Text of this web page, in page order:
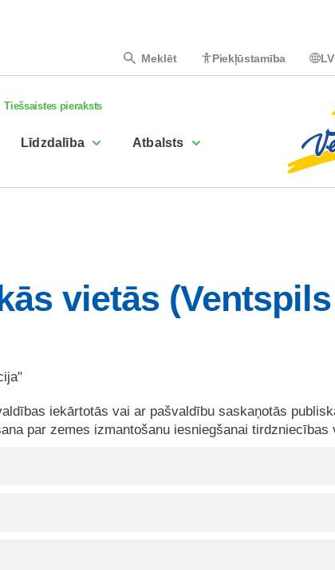
Meklēt Piekļūstamība LV
Tiešsaistes pieraksts
Līdzdalība Atbalsts
vietās (Ventspils
iekārtotās vai ar pašvaldību saskaņotās
par zemes izmantošanu iesniegšanai tirdzniecības